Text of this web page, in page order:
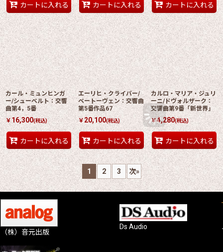
カートに入れる カートに入れる カートに入れる
カール・ミュンヒンガ
ー/シューベルト：交響
曲第4，5番
￥16,300(税込)
カートに入れる
エーリヒ・クライバー/
ベートーヴェン：交響曲
第5番作品67
￥20,100(税込)
カートに入れる
カルロ・マリア・ジュリ
ーニ/ドヴォルザーク：
交響曲第9番「新世界」
￥4,280(税込)
カートに入れる
1 2 3 次»
（株）音元出版
Ds Audio